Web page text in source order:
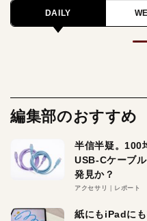
DAILY
編集部のおすすめ
半信半疑。100
USB-Cケーブ
発見か？
アクセサリ レポート
紙にもiPadに